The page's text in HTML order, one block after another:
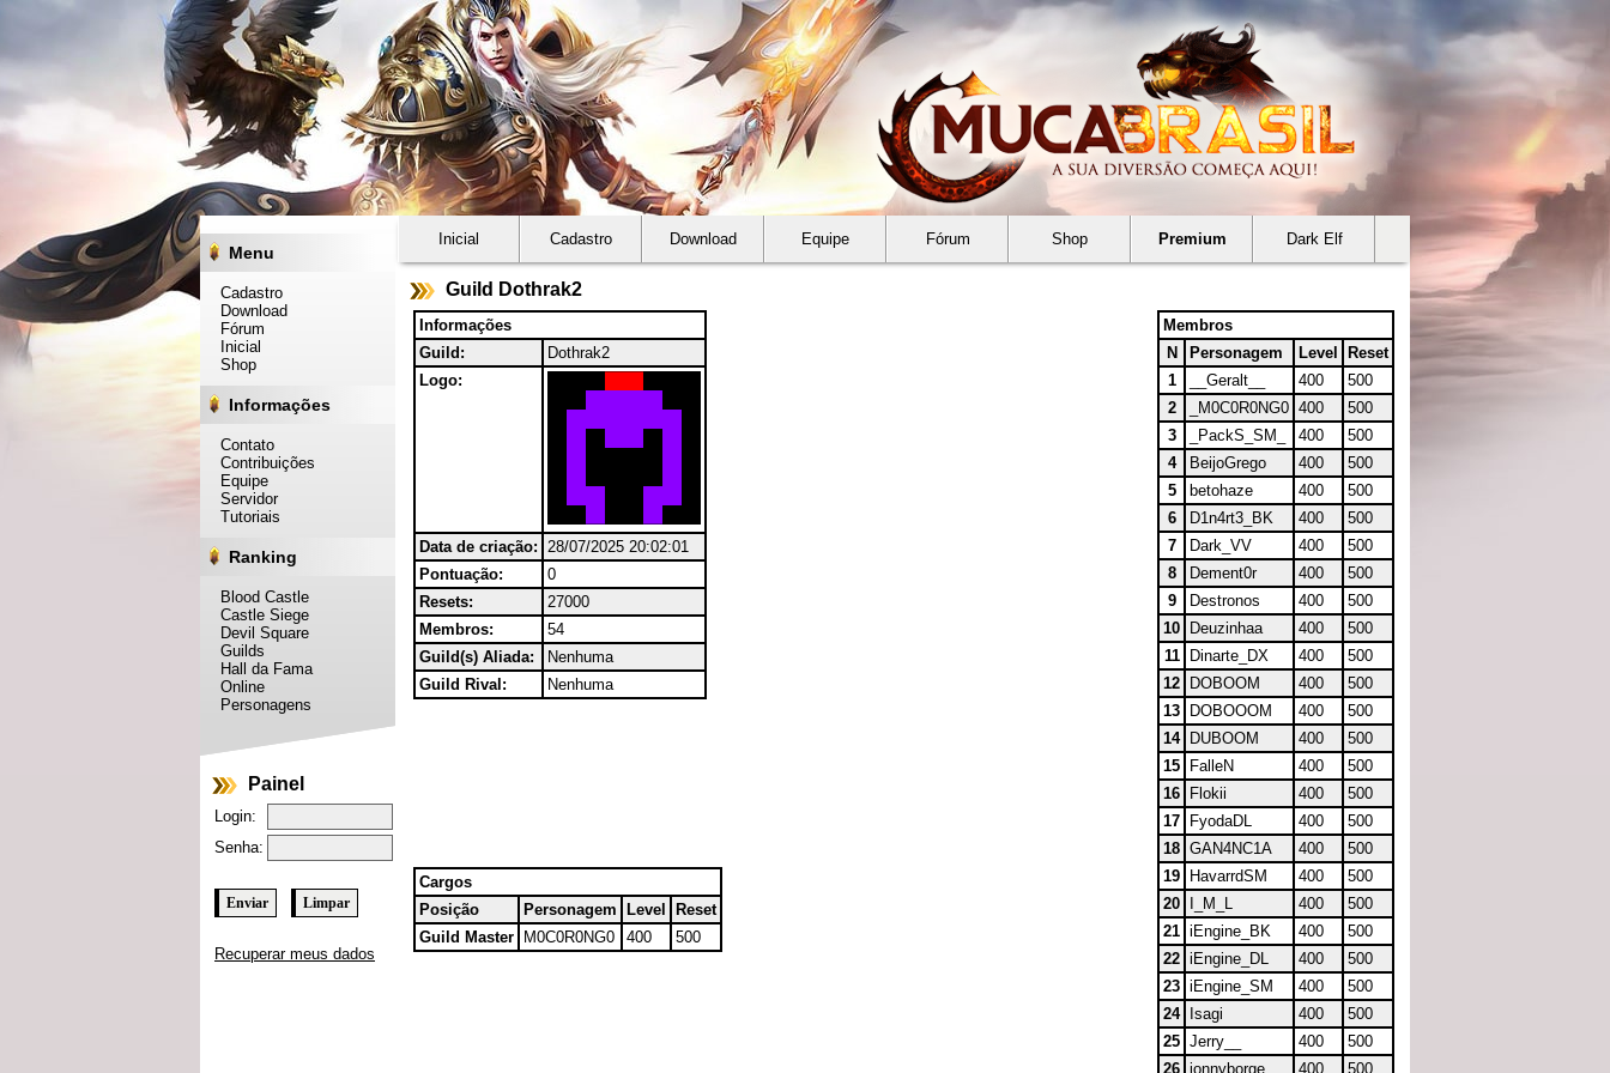
Menu
Cadastro
Download
Fórum
Inicial
Shop
Informações
Contato
Contribuições
Equipe
Servidor
Tutoriais
Ranking
Blood Castle
Castle Siege
Devil Square
Guilds
Hall da Fama
Online
Personagens
Inicial Cadastro Download Equipe Fórum Shop Premium Dark Elf
Guild Dothrak2
Informações
Guild:
Dothrak2
Logo:
Data de criação: 28/07/2025 20:02:01
Pontuação:
0
Resets:
27000
Membros:
54
Guild(s) Aliada:
Nenhuma
Guild Rival:
Nenhuma
Membros
N
Personagem Level
Reset
1
__Geralt__ 400
500
2
_M0C0R0NG0 400
500
3
_PackS_SM_ 400
500
4
BeijoGrego 400
500
5
betohaze 400
500
6
D1n4rt3_BK 400
500
7
Dark_VV 400
500
8
Dement0r 400
500
9
Destronos 400
500
10
Deuzinhaa 400
500
11
Dinarte_DX 400
500
12
DOBOOM 400
500
13
DOBOOOM 400
500
14
DUBOOM 400
500
15
FalleN 400
500
16
Flokii 400
500
17
FyodaDL 400
500
18 GAN4NC1A 400
500
19
HavarrdSM 400
500
20
I_M_L 400
500
21 iEngine_BK 400
500
22 iEngine_DL 400
500
23 iEngine_SM 400
500
24
Isagi 400
500
25 Jerry__ 400
500
26 jonnyborge 400 500
Cargos
Posição
Personagem Level
Reset
Guild Master
M0C0R0NG0 400 500
Painel
Login:
Senha:
Recuperar meus dados